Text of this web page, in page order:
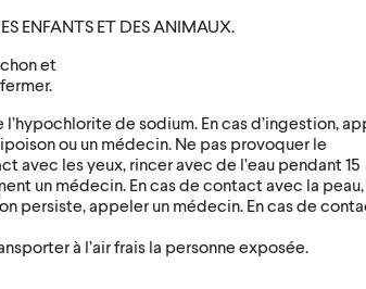
ENFANTS ET DES ANIMAUX.
et
l’hypochlorite de sodium. En cas d’ingestion,
ou un médecin. Ne pas provoquer le
avec les yeux, rincer avec de l’eau pendant 15
un médecin. En cas de contact avec la
persiste, appeler un médecin. En cas de
à l’air frais la personne exposée.